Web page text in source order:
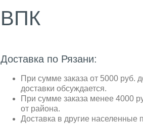
ВПК
Доставка по Рязани:
При сумме заказа от 5000 руб.
доставки обсуждается.
При сумме заказа менее 4000
от района.
Доставка в другие населенные